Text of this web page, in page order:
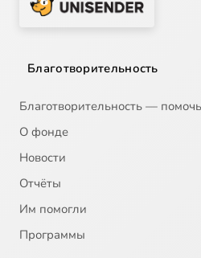
18 Иларион Великий,
21
22
Благотворительность
Благотворительность —
О фонде
Новости
Отчёты
Им помогли
Программы